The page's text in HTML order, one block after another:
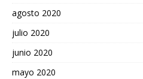
agosto 2020
julio 2020
junio 2020
mayo 2020